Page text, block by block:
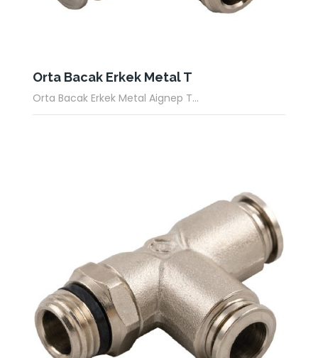
Orta Bacak Erkek Metal T
Orta Bacak Erkek Metal Aignep T...